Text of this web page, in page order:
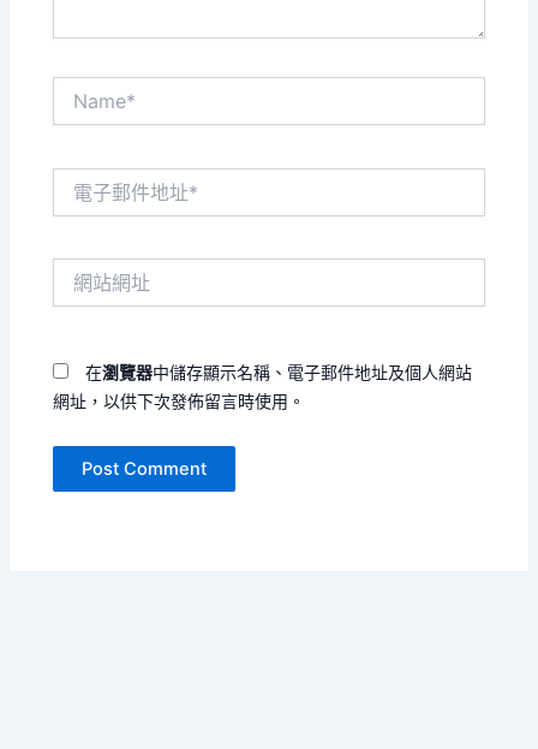
在瀏覽器中儲存顯示名稱、電子郵件地址及個人網站
網址，以供下次發佈留言時使用。